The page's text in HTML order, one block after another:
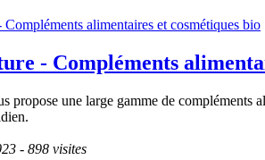
- Compléments
propose une large gamme de
- 898 visites